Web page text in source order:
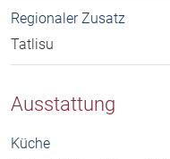
Regionaler Zusatz
Tatlisu
Ausstattung
Küche